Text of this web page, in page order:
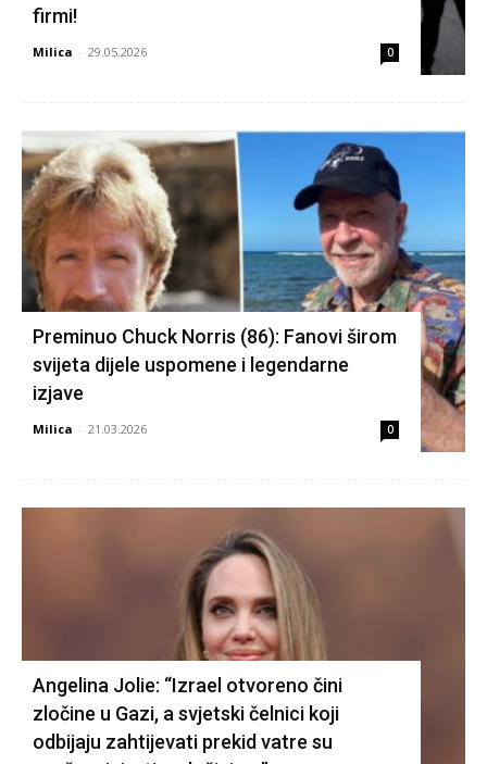
firmi!
Milica - 29.05.2026 0
Preminuo Chuck Norris (86): Fanovi širom
svijeta dijele uspomene i legendarne
izjave
Milica - 21.03.2026 0
Angelina Jolie: “Izrael otvoreno čini
zločine u Gazi, a svjetski čelnici koji
odbijaju zahtijevati prekid vatre su